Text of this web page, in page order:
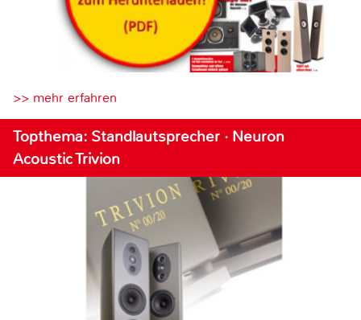
>> mehr erfahren
Topthema: Standlautsprecher · Neuron
Acoustic Trivion